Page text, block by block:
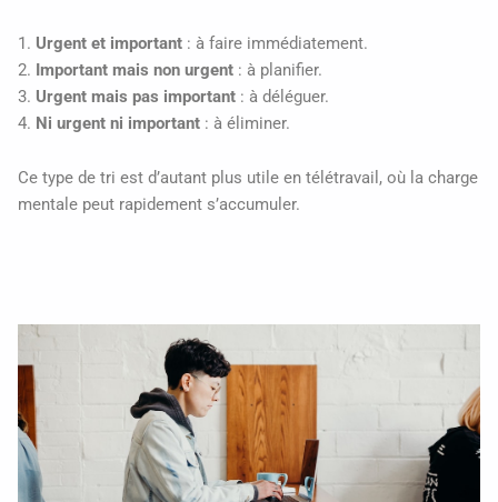
1. Urgent et important : à faire immédiatement.
2. Important mais non urgent : à planifier.
3. Urgent mais pas important : à déléguer.
4. Ni urgent ni important : à éliminer.
Ce type de tri est d’autant plus utile en télétravail, où la charge
mentale peut rapidement s’accumuler.